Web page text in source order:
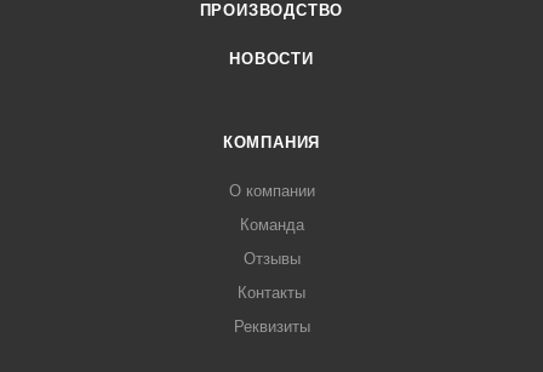
ПРОИЗВОДСТВО
НОВОСТИ
КОМПАНИЯ
О компании
Команда
Отзывы
Контакты
Реквизиты